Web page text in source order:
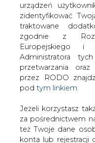
WŁĄCZ
urządzeń
zidentyfikować
traktowane
zgodnie z
Europejskiego i
Administratora
przetwarzania
przez RODO
pod tym linkiem.
Jeżeli korzystasz
za pośrednictwem
też Twoje dane
konta lub rejestracji